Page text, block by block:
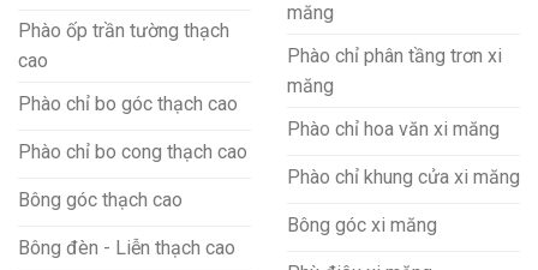
Phào ốp trần tường thạch
cao
Phào chỉ bo góc thạch cao
Phào chỉ bo cong thạch cao
Bông góc thạch cao
Bông đèn - Liễn thạch cao
măng
Phào chỉ phân tầng trơn xi
măng
Phào chỉ hoa văn xi măng
Phào chỉ khung cửa xi măng
Bông góc xi măng